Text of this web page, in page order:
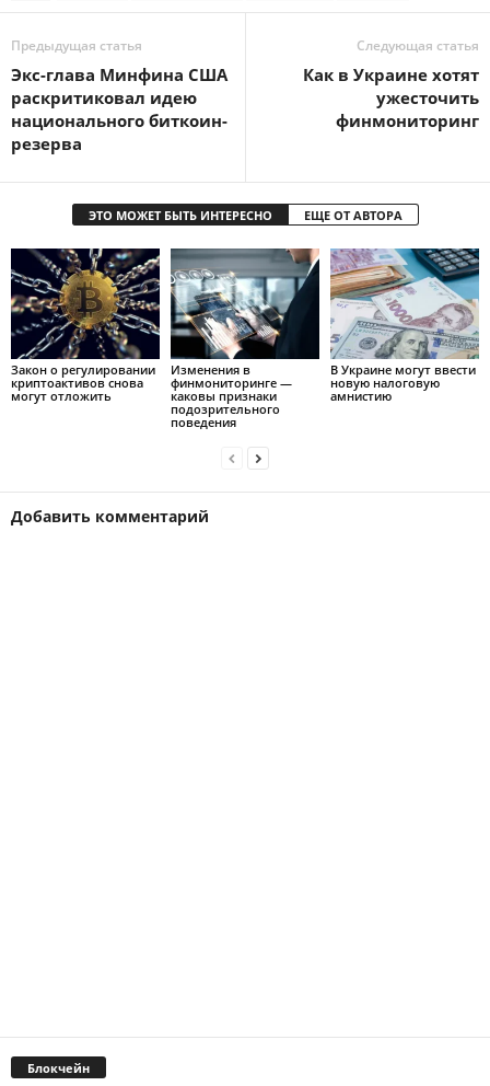
Предыдущая статья
Экс-глава Минфина США
раскритиковал идею
национального биткоин-
резерва
Следующая статья
Как в Украине хотят
ужесточить
финмониторинг
ЭТО МОЖЕТ БЫТЬ ИНТЕРЕСНО ЕЩЕ ОТ АВТОРА
Закон о регулировании
криптоактивов снова
могут отложить
Изменения в
финмониторинге —
каковы признаки
подозрительного
поведения
В Украине могут ввести
новую налоговую
амнистию
Добавить комментарий
Блокчейн